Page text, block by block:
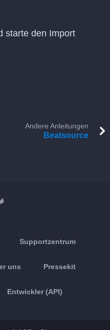
starte den Import
Andere Anleitungen
Beatsource
Supportzentrum
uns Pressekit
Entwickler (API)